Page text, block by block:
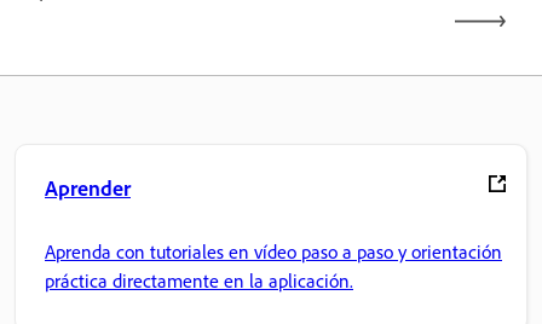
Aprender
Aprenda con tutoriales en vídeo paso a paso y orientación
práctica directamente en la aplicación.